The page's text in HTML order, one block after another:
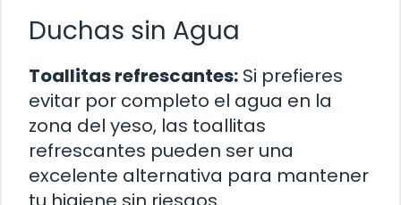
Duchas sin Agua
Toallitas refrescantes: Si prefieres
evitar por completo el agua en la
zona del yeso, las toallitas
refrescantes pueden ser una
excelente alternativa para mantener